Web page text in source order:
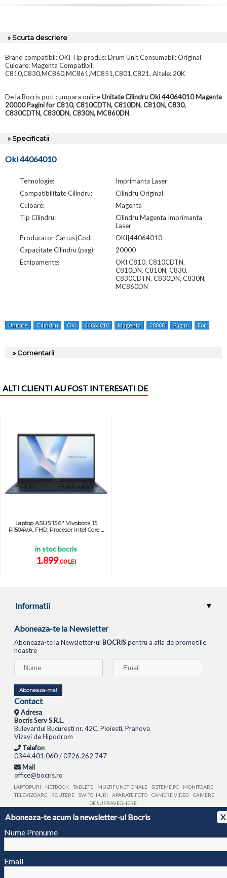
Aboneaza-te acum la newsletter-ul Bocris
X
Nume Prenume
Email
» Scurta descriere
Brand compatibil: OKI Tip produs: Drum Unit Consumabil: Original
Culoare: Magenta Compatibil:
C810,C830,MC860,MC861,MC851,C801,C821, Altele: 20K
De la Bocris poti cumpara onlineUnitate Cilindru Oki 44064010 Magenta
20000 Pagini for C810, C810CDTN, C810DN, C810N, C830,
C830CDTN, C830DN, C830N, MC860DN.
» Specificatii
Oki 44064010
Tehnologie:
Imprimanta Laser
Compatibilitate Cilindru:
Cilindru Original
Culoare:
Magenta
Tip Cilindru:
Cilindru Magenta Imprimanta
Laser
Producator Cartus|Cod:
OKI|44064010
Capacitate Cilindru (pag):
20000
Echipamente:
OKI C810, C810CDTN,
C810DN, C810N, C830,
C830CDTN, C830DN, C830N,
MC860DN
Unitate Cilindru Oki 44064010 Magenta 20000 Pagini For
» Comentarii
ALTI CLIENTI AU FOST INTERESATI DE
Laptop ASUS 15.6'' Vivobook 15
R1504VA, FHD, Procesor Intel Core ...
in stoc bocris
1.899,00 LEI
Informatii
Aboneaza-te la Newsletter
Aboneaza-te la Newsletter-ul BOCRISpentru a afla de promotiile
noastre
Aboneaza-ma!
Contact
Adresa
Bocris Serv S.R.L.
Bulevardul Bucuresti nr. 42C, Ploiesti, Prahova
Vizavi de Hipodrom
Telefon
0344.401.060 / 0726.262.747
Mail
office@bocris.ro
LAPTOPURI NETBOOK TABLETE MULTIFUNCTIONALE SISTEME PC
MONITOARE
TELEVIZOARE
ROUTERE SWITCH-URI APARATE FOTO CAMERE VIDEO
CAMERE
DE SUPRAVEGHERE